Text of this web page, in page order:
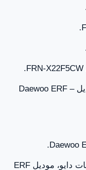
بالإضافة إلى ذلك، تقدم صيانة موديل Daewoo ERF –
بالإضافة إلى ذلك، تقدم صيانة ثلاجات دايو، موديل ERF